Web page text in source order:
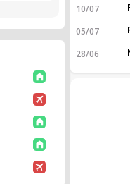
10/07
05/07
28/06